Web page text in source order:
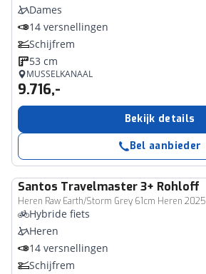
Dames
14 versnellingen
Schijfrem
53 cm
MUSSELKANAAL
9.716,-
Bekijk details
Bel aanbieder
Santos Travelmaster 3+ Rohloff
Heren Raw Earth/Storm Grey 61cm Heren 2025
Hybride fiets
Heren
14 versnellingen
Schijfrem